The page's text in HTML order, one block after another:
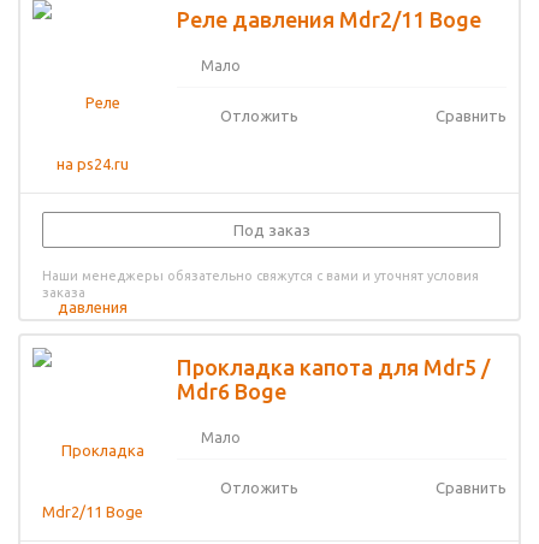
Реле давления Mdr2/11 Boge
Мало
Отложить Сравнить
Под заказ
Наши менеджеры обязательно свяжутся с вами и уточнят условия
заказа
Прокладка капота для Mdr5 /
Mdr6 Boge
Мало
Отложить Сравнить